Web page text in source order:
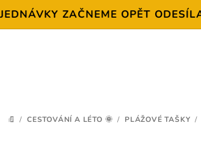
ZAČNEME OPĚT ODESÍLAT
DOMŮ
/ CESTOVÁNÍ A LÉTO 🌞 / PLÁŽOVÉ TAŠKY /